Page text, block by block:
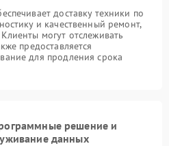
доставку техники по
и качественный ремонт,
могут отслеживать
предоставляется
для продления срока
решение и
данных